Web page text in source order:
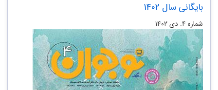
بایگانی سال 1402
شماره ۴. دی ۱۴۰۲